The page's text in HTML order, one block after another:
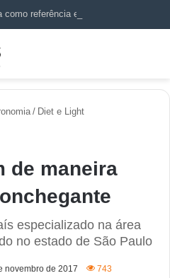
/ Diet e Light
de maneira
especializado na área
no estado de São Paulo
novembro de 2017 743